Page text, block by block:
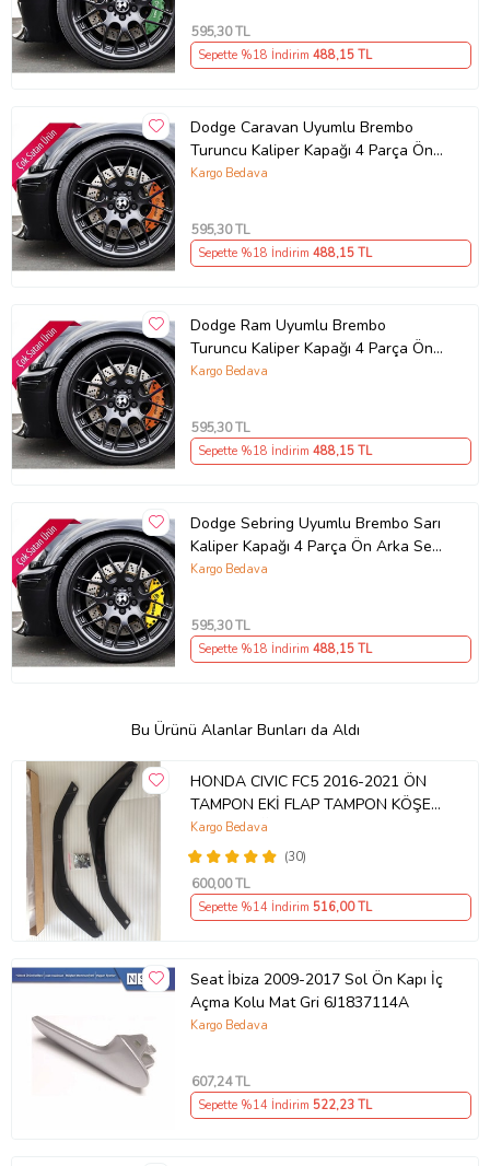
595,30 TL
Sepette %18 İndirim 488,15 TL
Dodge Caravan Uyumlu Brembo
Turuncu Kaliper Kapağı 4 Parça Ön
Arka Set (Karışık)
Kargo Bedava
595,30 TL
Sepette %18 İndirim 488,15 TL
Dodge Ram Uyumlu Brembo
Turuncu Kaliper Kapağı 4 Parça Ön
Arka Set (Karışık)
Kargo Bedava
595,30 TL
Sepette %18 İndirim 488,15 TL
Dodge Sebring Uyumlu Brembo Sarı
Kaliper Kapağı 4 Parça Ön Arka Set
(Karışık)
Kargo Bedava
595,30 TL
Sepette %18 İndirim 488,15 TL
Bu Ürünü Alanlar Bunları da Aldı
HONDA CIVIC FC5 2016-2021 ÖN
TAMPON EKİ FLAP TAMPON KÖŞESİ
TAKIM SAĞ SOL KAMPANYA ŞOKK
FİYAT OEM
(30)
Kargo Bedava
600,00 TL
Sepette %14 İndirim 516,00 TL
Seat İbiza 2009-2017 Sol Ön Kapı İç
Açma Kolu Mat Gri 6J1837114A
Kargo Bedava
607,24 TL
Sepette %14 İndirim 522,23 TL